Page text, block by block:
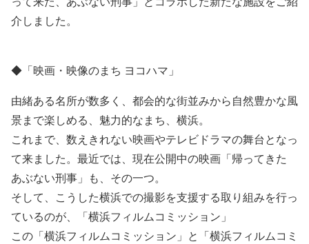
介しました。
◆「映画・映像のまち ヨコハマ」
由緒ある名所が数多く、都会的な街並みから自然豊かな風
景まで楽しめる、魅力的なまち、横浜。
これまで、数えきれない映画やテレビドラマの舞台となっ
て来ました。最近では、現在公開中の映画「帰ってきた
あぶない刑事」も、その一つ。
そして、こうした横浜での撮影を支援する取り組みを行っ
ているのが、「横浜フィルムコミッション」
この「横浜フィルムコミッション」と「横浜フィルムコミ